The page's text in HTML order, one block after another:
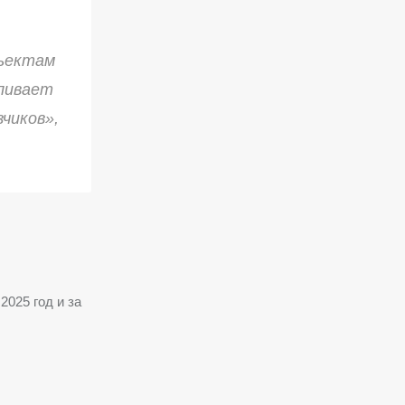
год и за